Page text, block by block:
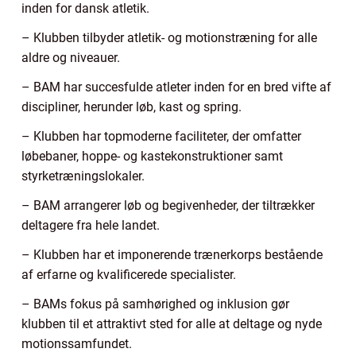
inden for dansk atletik.
– Klubben tilbyder atletik- og motionstræning for alle
aldre og niveauer.
– BAM har succesfulde atleter inden for en bred vifte af
discipliner, herunder løb, kast og spring.
– Klubben har topmoderne faciliteter, der omfatter
løbebaner, hoppe- og kastekonstruktioner samt
styrketræningslokaler.
– BAM arrangerer løb og begivenheder, der tiltrækker
deltagere fra hele landet.
– Klubben har et imponerende trænerkorps bestående
af erfarne og kvalificerede specialister.
– BAMs fokus på samhørighed og inklusion gør
klubben til et attraktivt sted for alle at deltage og nyde
motionssamfundet.